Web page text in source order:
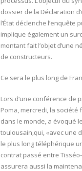
dossier de la Déclaration
l’État déclenche
implique également un
montant fait l’objet d’une
de constructeurs.
Ce sera le plus long de
Lors d’une conférence de
Poma, mercredi, la société
dans le monde, a évoqué
toulousain,qui, «avec une
le plus long téléphérique
contrat passé entre
assurera aussi la